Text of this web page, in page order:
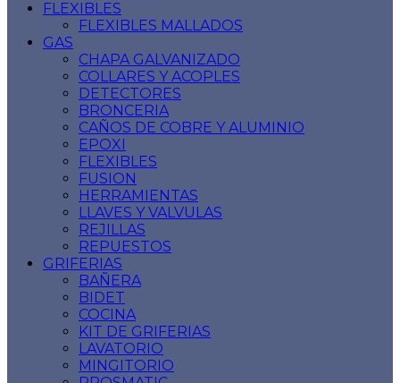
FLEXIBLES
FLEXIBLES MALLADOS
GAS
CHAPA GALVANIZADO
COLLARES Y ACOPLES
DETECTORES
BRONCERIA
CAÑOS DE COBRE Y ALUMINIO
EPOXI
FLEXIBLES
FUSION
HERRAMIENTAS
LLAVES Y VALVULAS
REJILLAS
REPUESTOS
GRIFERIAS
BAÑERA
BIDET
COCINA
KIT DE GRIFERIAS
LAVATORIO
MINGITORIO